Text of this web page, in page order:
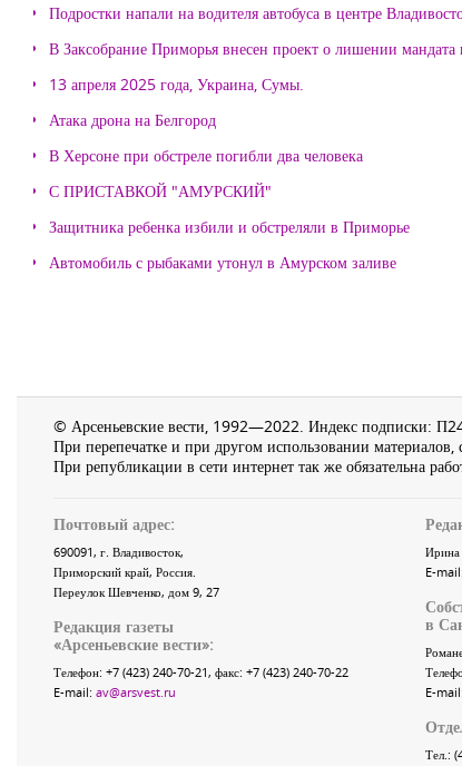
Подростки напали на водителя автобуса в центре
В Заксобрание Приморья внесен проект о лишении мандата
13 апреля 2025 года, Украина, Сумы.
Атака дрона на Белгород
В Херсоне при обстреле погибли два человека
С ПРИСТАВКОЙ "АМУРСКИЙ"
Защитника ребенка избили и обстреляли в Приморье
Автомобиль с рыбаками утонул в Амурском заливе
© Арсеньевские вести, 1992—2022. Индекс подписки:
При перепечатке и при другом использовании материалов,
При републикации в сети интернет так же обязательна
Почтовый адрес:
690091, г. Владивосток,
Приморский край, Россия.
Переулок Шевченко, дом 9, 27
Редакция газеты
«Арсеньевские вести»:
Телефон: +7 (423) 240-70-21, факс: +7 (423) 240-70-22
E-mail: av@arsvest.ru
Ирина
E-mail:
в
E-mail:
Тел.: